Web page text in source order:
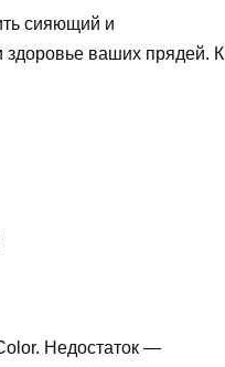
сияющий и
здоровье ваших прядей. К
Недостаток —